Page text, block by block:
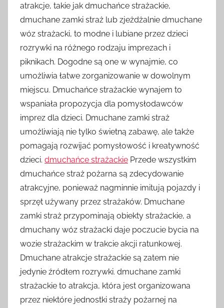
atrakcje, takie jak dmuchańce strażackie,
dmuchane zamki straż lub zjeżdżalnie dmuchane
wóz strażacki, to modne i lubiane przez dzieci
rozrywki na różnego rodzaju imprezach i
piknikach. Dogodne są one w wynajmie, co
umożliwia łatwe zorganizowanie w dowolnym
miejscu. Dmuchańce strażackie wynajem to
wspaniała propozycja dla pomysłodawców
imprez dla dzieci. Dmuchane zamki straż
umożliwiają nie tylko świetną zabawę, ale także
pomagają rozwijać pomysłowość i kreatywność
dzieci. dmuchańce strażackie Przede wszystkim
dmuchańce straż pożarna są zdecydowanie
atrakcyjne, ponieważ nagminnie imitują pojazdy i
sprzęt używany przez strażaków. Dmuchane
zamki straż przypominają obiekty strażackie, a
dmuchany wóz strażacki daje poczucie bycia na
wozie strażackim w trakcie akcji ratunkowej.
Dmuchane atrakcje strażackie są zatem nie
jedynie źródłem rozrywki. dmuchane zamki
strażackie to atrakcja, która jest organizowana
przez niektóre jednostki straży pożarnej na